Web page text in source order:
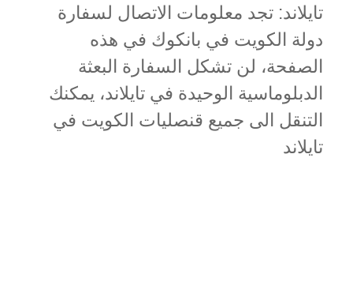
تايلاند: تجد معلومات الاتصال لسفارة
دولة الكويت في بانكوك في هذه
الصفحة، لن تشكل السفارة البعثة
الدبلوماسية الوحيدة في تايلاند، يمكنك
التنقل الى جميع قنصليات الكويت في
تايلاند